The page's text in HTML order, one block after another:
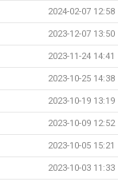
2024-02-07 12:58
2023-12-07 13:50
2023-11-24 14:41
2023-10-25 14:38
2023-10-19 13:19
2023-10-09 12:52
2023-10-05 15:21
2023-10-03 11:33